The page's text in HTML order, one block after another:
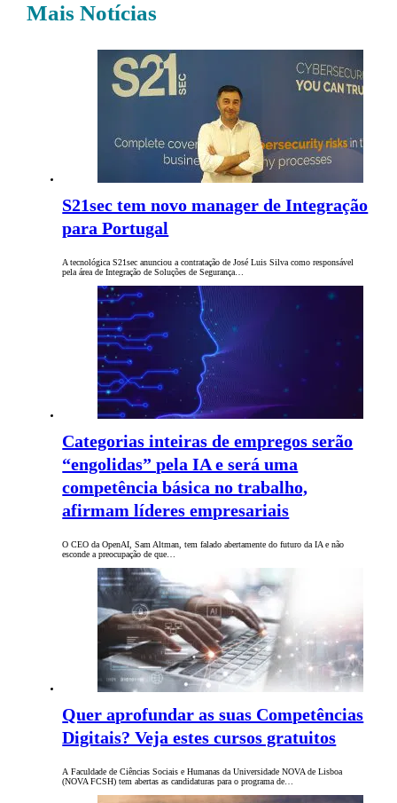
Mais Notícias
S21sec tem novo manager de Integração
para Portugal
A tecnológica S21sec anunciou a contratação de José Luis Silva como responsável
pela área de Integração de Soluções de Segurança…
Categorias inteiras de empregos serão
“engolidas” pela IA e será uma
competência básica no trabalho,
afirmam líderes empresariais
O CEO da OpenAI, Sam Altman, tem falado abertamente do futuro da IA e não
esconde a preocupação de que…
Quer aprofundar as suas Competências
Digitais? Veja estes cursos gratuitos
A Faculdade de Ciências Sociais e Humanas da Universidade NOVA de Lisboa
(NOVA FCSH) tem abertas as candidaturas para o programa de…